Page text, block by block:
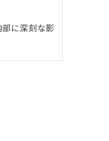
に深刻な影